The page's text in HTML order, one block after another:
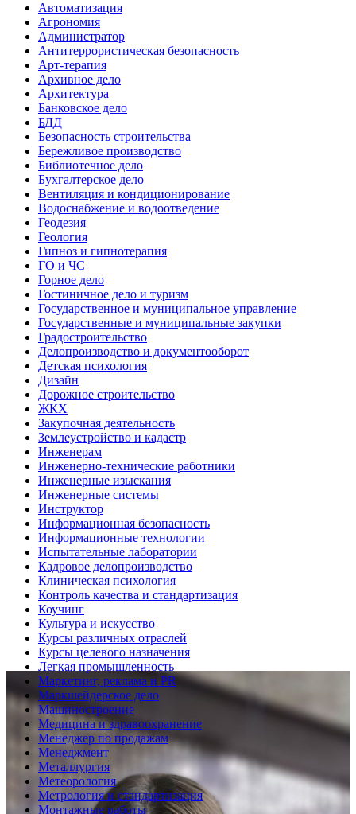
Автоматизация
Агрономия
Администратор
Антитеррористическая безопасность
Арт-терапия
Архивное дело
Архитектура
Банковское дело
БДД
Безопасность строительства
Бережливое производство
Библиотечное дело
Бухгалтерское дело
Вентиляция и кондиционирование
Водоснабжение и водоотведение
Геодезия
Геология
Гипноз и гипнотерапия
ГО и ЧС
Горное дело
Гостиничное дело и туризм
Государственное и муниципальное управление
Государственные и муниципальные закупки
Градостроительство
Делопроизводство и документооборот
Детская психология
Дизайн
Дорожное строительство
ЖКХ
Закупочная деятельность
Землеустройство и кадастр
Инженерам
Инженерно-технические работники
Инженерные изыскания
Инженерные системы
Инструктор
Информационная безопасность
Информационные технологии
Испытательные лаборатории
Кадровое делопроизводство
Клиническая психология
Контроль качества и стандартизация
Коучинг
Культура и искусство
Курсы различных отраслей
Курсы целевого назначения
Легкая промышленность
Маркетинг, реклама и PR
Маркшейдерское дело
Машиностроение
Медицина и здравоохранение
Менеджер по продажам
Менеджмент
Металлургия
Метеорология
Метрология и стандартизация
Монтажные работы